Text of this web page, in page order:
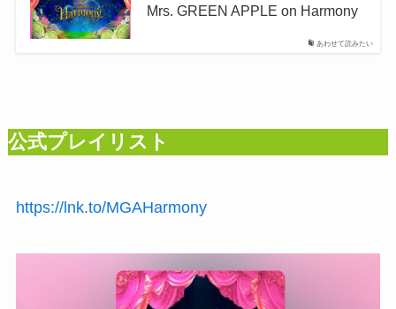
あわせて読みたい
Mrs. GREEN APPLE on Harmony
公式プレイリスト
https://lnk.to/MGAHarmony